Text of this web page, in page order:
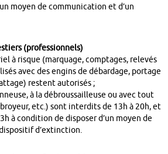
moyen de communication et d’un
(professionnels)
à risque (marquage, comptages, relevés
avec des engins de débardage, portage
restent autorisés ;
à la débroussailleuse ou avec tout
etc.) sont interdits de 13h à 20h, et
à condition de disposer d’un moyen de
d’extinction.